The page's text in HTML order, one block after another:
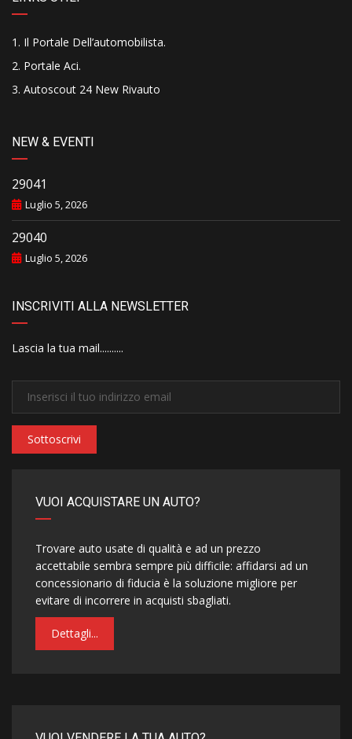
Il Portale Dell’automobilista.
Portale Aci.
Autoscout 24 New Rivauto
NEW & EVENTI
29041
Luglio 5, 2026
29040
Luglio 5, 2026
INSCRIVITI ALLA NEWSLETTER
Lascia la tua mail..........
Sottoscrivi
VUOI ACQUISTARE UN AUTO?
Trovare auto usate di qualità e ad un prezzo
accettabile sembra sempre più difficile: affidarsi ad un
concessionario di fiducia è la soluzione migliore per
evitare di incorrere in acquisti sbagliati.
Dettagli...